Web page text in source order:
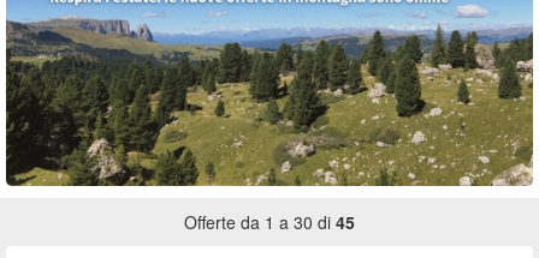
Offerte da 1 a 30 di 45